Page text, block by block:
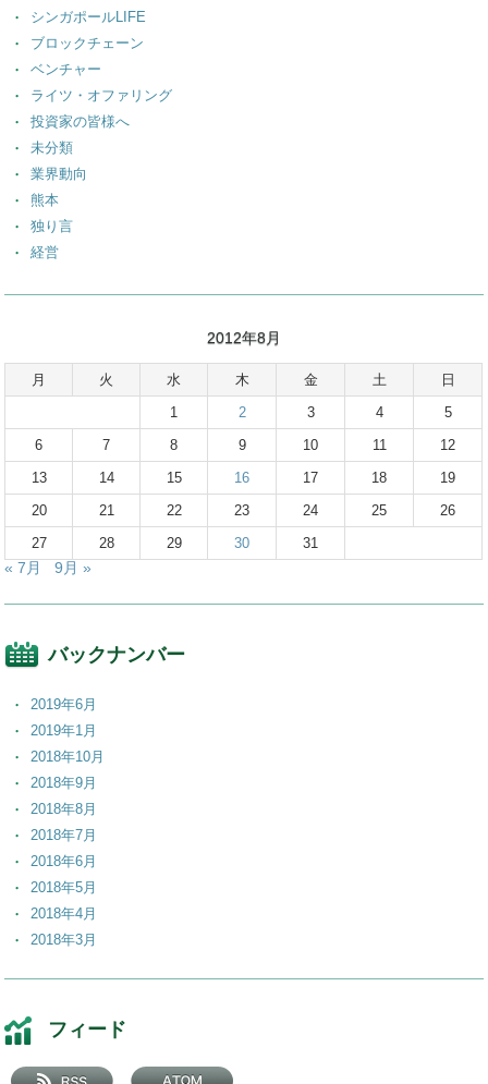
シンガポールLIFE
ブロックチェーン
ベンチャー
ライツ・オファリング
投資家の皆様へ
未分類
業界動向
熊本
独り言
経営
2012年8月
月 火 水 木 金 土
日
1
2 3 4
5
6
7 8 9 10 11
12
13
14 15 16 17 18
19
20
21 22 23 24 25
26
27
28 29 30 31
« 7月 9月 »
バックナンバー
2019年6月
2019年1月
2018年10月
2018年9月
2018年8月
2018年7月
2018年6月
2018年5月
2018年4月
2018年3月
2017年12月
2017年11月
2017年10月
フィード